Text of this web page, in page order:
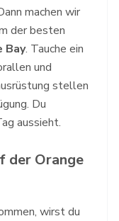
machen wir
der besten
Bay. Tauche ein
und
stellen
Du
aussieht.
der Orange
wirst du